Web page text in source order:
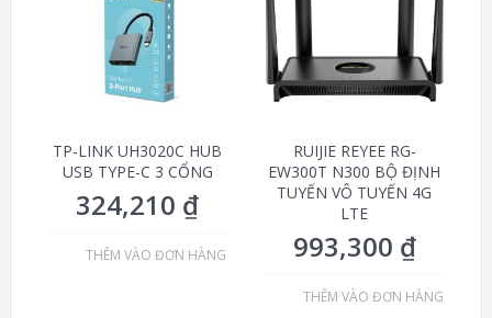
TP-LINK UH3020C HUB
USB TYPE-C 3 CỔNG
324,210 ₫
THÊM VÀO ĐƠN HÀNG
RUIJIE REYEE RG-
EW300T N300 BỘ ĐỊNH
TUYẾN VÔ TUYẾN 4G
LTE
993,300 ₫
THÊM VÀO ĐƠN HÀNG